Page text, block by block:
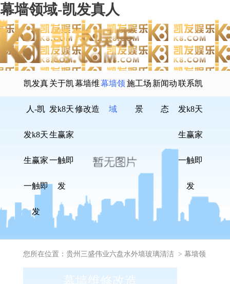
幕墙领域-凯发真人
凯发真
人-凯
发k8天
生赢家
一触即
发
关于凯
发k8天
生赢家
一触即
发
幕墙维
修改造
幕墙领
域
施工场
景
新闻动
态
联系凯
发k8天
生赢家
一触即
发
您所在位置： 贵州三盛伟业六盘水外墙玻璃清洁> 幕墙领
幕墙维修改造